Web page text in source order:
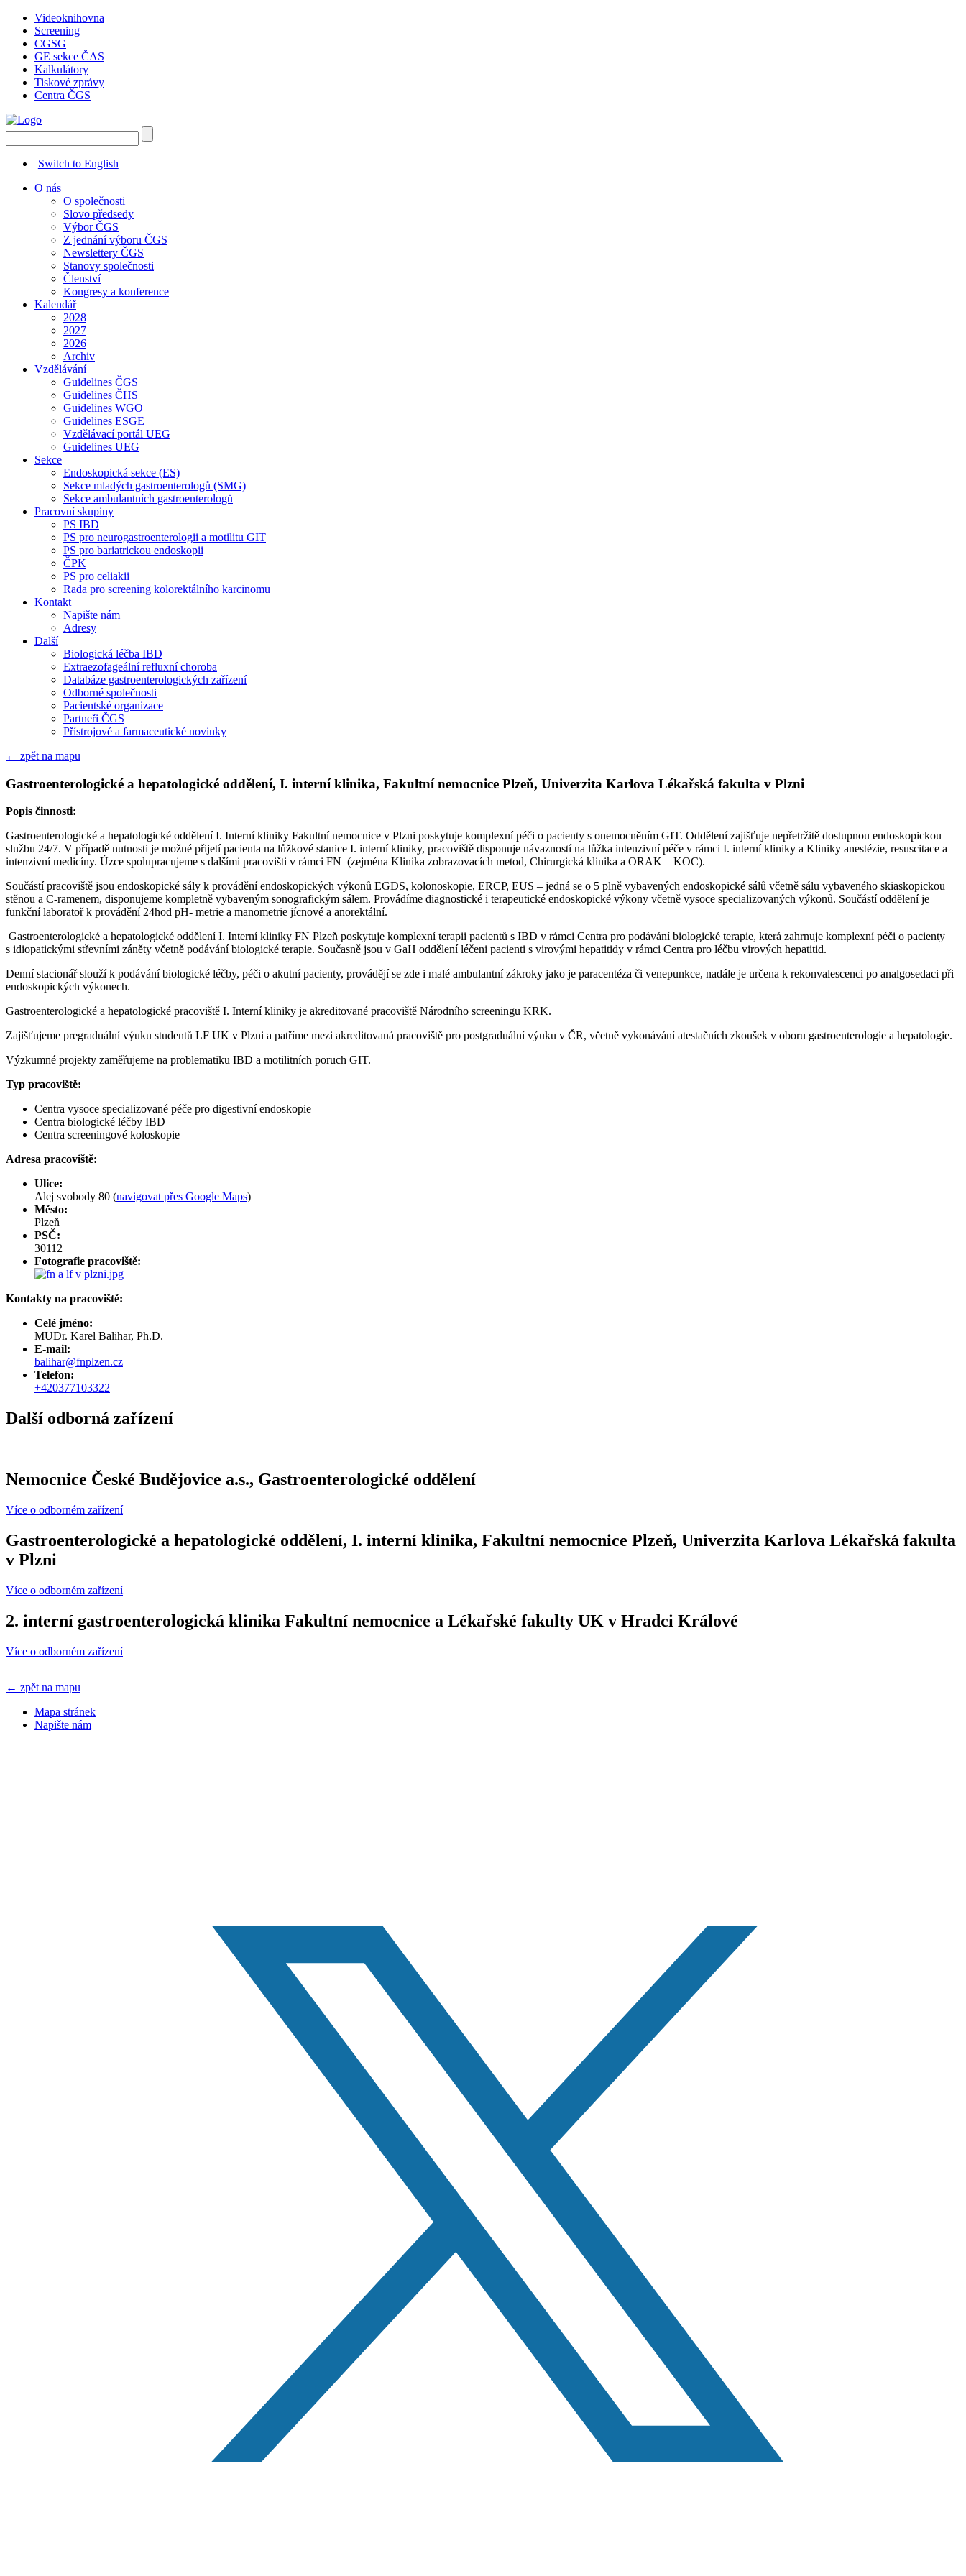
Videoknihovna
Screening
CGSG
GE sekce ČAS
Kalkulátory
Tiskové zprávy
Centra ČGS
Switch to English
O nás
O společnosti
Slovo předsedy
Výbor ČGS
Z jednání výboru ČGS
Newslettery ČGS
Stanovy společnosti
Členství
Kongresy a konference
Kalendář
2028
2027
2026
Archiv
Vzdělávání
Guidelines ČGS
Guidelines ČHS
Guidelines WGO
Guidelines ESGE
Vzdělávací portál UEG
Guidelines UEG
Sekce
Endoskopická sekce (ES)
Sekce mladých gastroenterologů (SMG)
Sekce ambulantních gastroenterologů
Pracovní skupiny
PS IBD
PS pro neurogastroenterologii a motilitu GIT
PS pro bariatrickou endoskopii
ČPK
PS pro celiakii
Rada pro screening kolorektálního karcinomu
Kontakt
Napište nám
Adresy
Další
Biologická léčba IBD
Extraezofageální refluxní choroba
Databáze gastroenterologických zařízení
Odborné společnosti
Pacientské organizace
Partneři ČGS
Přístrojové a farmaceutické novinky
← zpět na mapu
Gastroenterologické a hepatologické oddělení, I. interní klinika, Fakultní nemocnice Plzeň, Univerzita Karlova Lékařská fakulta v Plzni
Popis činnosti:
Gastroenterologické a hepatologické oddělení I. Interní kliniky Fakultní nemocnice v Plzni poskytuje komplexní péči o pacienty s onemocněním GIT. Oddělení zajišťuje nepřetržitě dostupnou endoskopickou
službu 24/7. V případě nutnosti je možné přijetí pacienta na lůžkové stanice I. interní kliniky, pracoviště disponuje návazností na lůžka intenzivní péče v rámci I. interní kliniky a Kliniky anestézie, resuscitace a
intenzivní medicíny. Úzce spolupracujeme s dalšími pracovišti v rámci FN (zejména Klinika zobrazovacích metod, Chirurgická klinika a ORAK – KOC).
Součástí pracoviště jsou endoskopické sály k provádění endoskopických výkonů EGDS, kolonoskopie, ERCP, EUS – jedná se o 5 plně vybavených endoskopické sálů včetně sálu vybaveného skiaskopickou
stěnou a C-ramenem, disponujeme kompletně vybaveným sonografickým sálem. Provádíme diagnostické i terapeutické endoskopické výkony včetně vysoce specializovaných výkonů. Součástí oddělení je
funkční laboratoř k provádění 24hod pH- metrie a manometrie jícnové a anorektální.
Gastroenterologické a hepatologické oddělení I. Interní kliniky FN Plzeň poskytuje komplexní terapii pacientů s IBD v rámci Centra pro podávání biologické terapie, která zahrnuje komplexní péči o pacienty
s idiopatickými střevními záněty včetně podávání biologické terapie. Současně jsou v GaH oddělení léčeni pacienti s virovými hepatitidy v rámci Centra pro léčbu virových hepatitid.
Denní stacionář slouží k podávání biologické léčby, péči o akutní pacienty, provádějí se zde i malé ambulantní zákroky jako je paracentéza či venepunkce, nadále je určena k rekonvalescenci po analgosedaci při
endoskopických výkonech.
Gastroenterologické a hepatologické pracoviště I. Interní kliniky je akreditované pracoviště Národního screeningu KRK.
Zajišťujeme pregraduální výuku studentů LF UK v Plzni a patříme mezi akreditovaná pracoviště pro postgraduální výuku v ČR, včetně vykonávání atestačních zkoušek v oboru gastroenterologie a hepatologie.
Výzkumné projekty zaměřujeme na problematiku IBD a motilitních poruch GIT.
Typ pracoviště:
Centra vysoce specializované péče pro digestivní endoskopie
Centra biologické léčby IBD
Centra screeningové koloskopie
Adresa pracoviště:
Ulice:
Alej svobody 80 (navigovat přes Google Maps)
Město:
Plzeň
PSČ:
30112
Fotografie pracoviště:
Kontakty na pracoviště:
Celé jméno:
MUDr. Karel Balihar, Ph.D.
E-mail:
balihar@fnplzen.cz
Telefon:
+420377103322
Další odborná zařízení
Nemocnice České Budějovice a.s., Gastroenterologické oddělení
Více o odborném zařízení
Gastroenterologické a hepatologické oddělení, I. interní klinika, Fakultní nemocnice Plzeň, Univerzita Karlova Lékařská fakulta
v Plzni
Více o odborném zařízení
2. interní gastroenterologická klinika Fakultní nemocnice a Lékařské fakulty UK v Hradci Králové
Více o odborném zařízení
← zpět na mapu
Mapa stránek
Napište nám